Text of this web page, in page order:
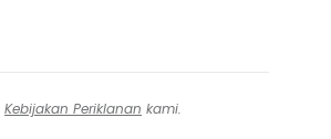
Kebijakan Periklanan kami.